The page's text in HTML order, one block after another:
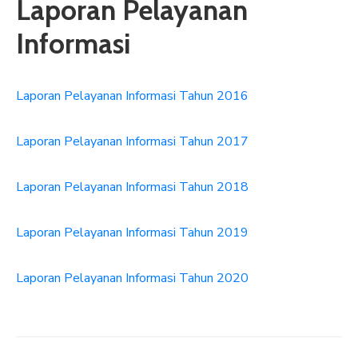
GALERI
Laporan Pelayanan
Informasi
Laporan Pelayanan Informasi Tahun 2016
Laporan Pelayanan Informasi Tahun 2017
Laporan Pelayanan Informasi Tahun 2018
Laporan Pelayanan Informasi Tahun 2019
Laporan Pelayanan Informasi Tahun 2020